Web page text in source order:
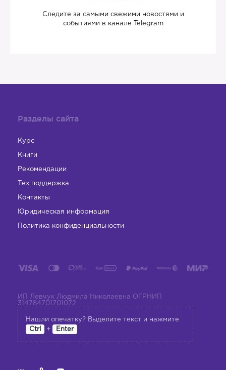
Следите за самыми свежими новостями и
событиями в канале Telegram
Разделы сайта
Курс
Книги
Рекомендации
Тех поддержка
Контакты
Юридическая информация
Политика конфиденциальности
ИП Левчук Людмила Николаевна ОГРНИП
314784701701072
Нашли опечатку? Выделите текст и нажмите
Ctrl
+ Enter